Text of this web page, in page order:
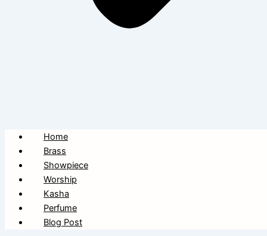
Home
Brass
Showpiece
Worship
Kasha
Perfume
Blog Post